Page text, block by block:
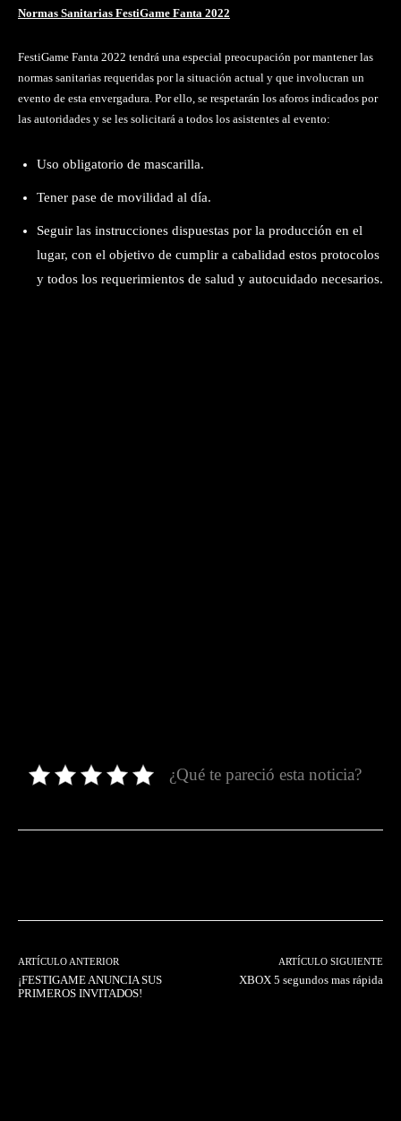
Normas Sanitarias FestiGame Fanta 2022
FestiGame Fanta 2022 tendrá una especial preocupación por mantener las
normas sanitarias requeridas por la situación actual y que involucran un
evento de esta envergadura. Por ello, se respetarán los aforos indicados por
las autoridades y se les solicitará a todos los asistentes al evento:
Uso obligatorio de mascarilla.
Tener pase de movilidad al día.
Seguir las instrucciones dispuestas por la producción en el
lugar, con el objetivo de cumplir a cabalidad estos protocolos
y todos los requerimientos de salud y autocuidado necesarios.
¿Qué te pareció esta noticia?
ARTÍCULO ANTERIOR
¡FESTIGAME ANUNCIA SUS
PRIMEROS INVITADOS!
ARTÍCULO SIGUIENTE
XBOX 5 segundos mas rápida